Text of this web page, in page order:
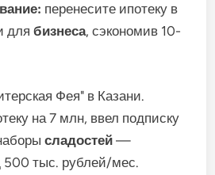
перенесите ипотеку в
длябизнеса, сэкономив 10-
Фея" в Казани.
на 7 млн, ввел подписку
сладостей —
500 тыс. рублей/мес.